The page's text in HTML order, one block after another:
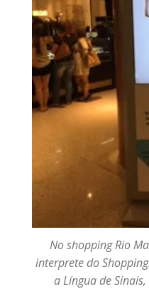
No shopping Rio
interprete do
a Língua de